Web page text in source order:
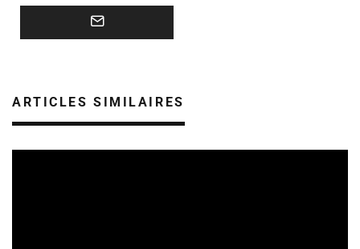
ARTICLES SIMILAIRES